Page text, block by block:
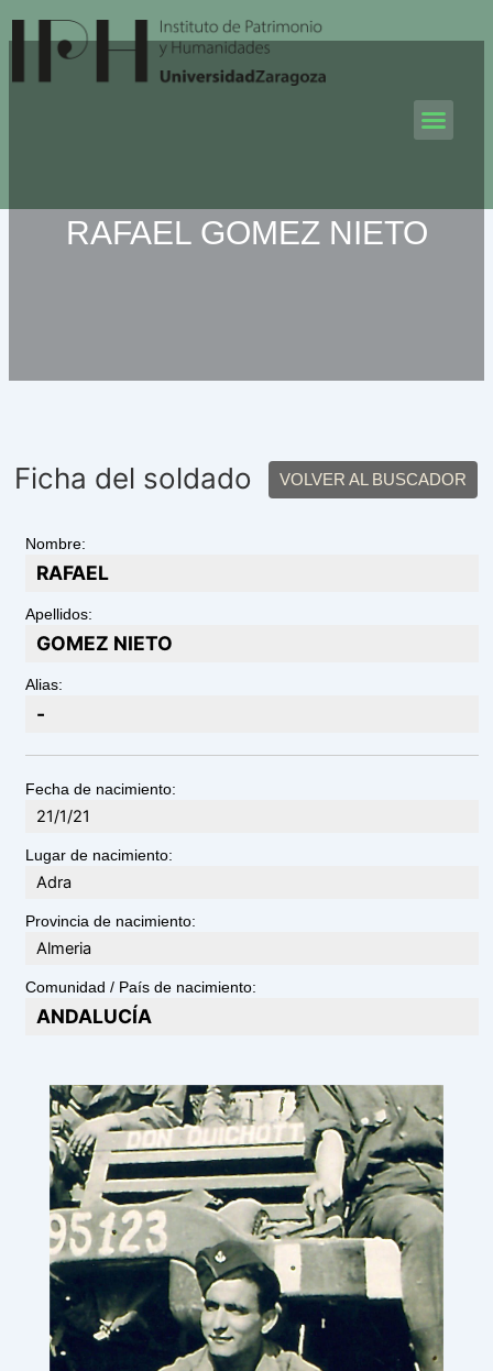
al
contenido
RAFAEL GOMEZ NIETO
Ficha del soldado VOLVER AL BUSCADOR
Nombre:
RAFAEL
Apellidos:
GOMEZ NIETO
Alias:
-
Fecha de nacimiento:
21/1/21
Lugar de nacimiento:
Adra
Provincia de nacimiento:
Almeria
Comunidad / País de nacimiento:
ANDALUCÍA